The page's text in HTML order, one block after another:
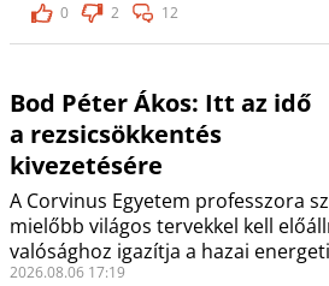
0
2 12
Bod Péter Ákos: Itt az idő
a rezsicsökkentés
kivezetésére
A Corvinus Egyetem professzora
mielőbb világos tervekkel kell
valósághoz igazítja a hazai
2026.08.06 17:19